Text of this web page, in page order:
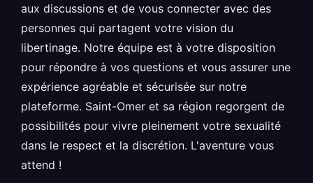
aux discussions et de vous connecter avec des
personnes qui partagent votre vision du
libertinage. Notre équipe est à votre disposition
pour répondre à vos questions et vous assurer une
expérience agréable et sécurisée sur notre
plateforme. Saint-Omer et sa région regorgent de
possibilités pour vivre pleinement votre sexualité
dans le respect et la discrétion. L'aventure vous
attend !